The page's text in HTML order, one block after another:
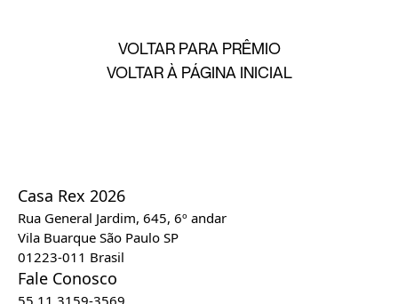
VOLTAR PARA PRÊMIO
VOLTAR À PÁGINA INICIAL
Casa Rex 2026
Rua General Jardim, 645, 6º andar
Vila Buarque São Paulo SP
01223-011 Brasil
Fale Conosco